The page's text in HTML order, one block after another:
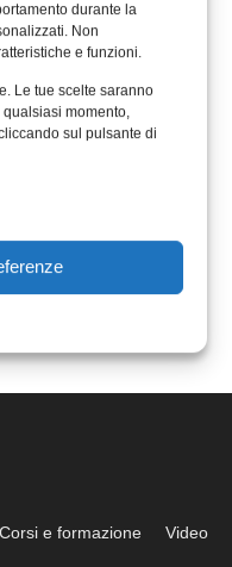
durante la
Non
e funzioni.
Le tue scelte saranno
momento,
sul pulsante di
Corsi e formazione Video